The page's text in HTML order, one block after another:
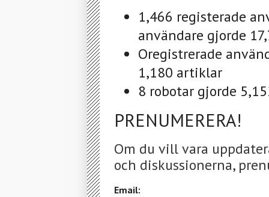
1,466 registerade
användare gjorde
Oregistrerade
1,180 artiklar
8 robotar gjorde
PRENUMERERA!
Om du vill vara
och diskussionerna,
Email: